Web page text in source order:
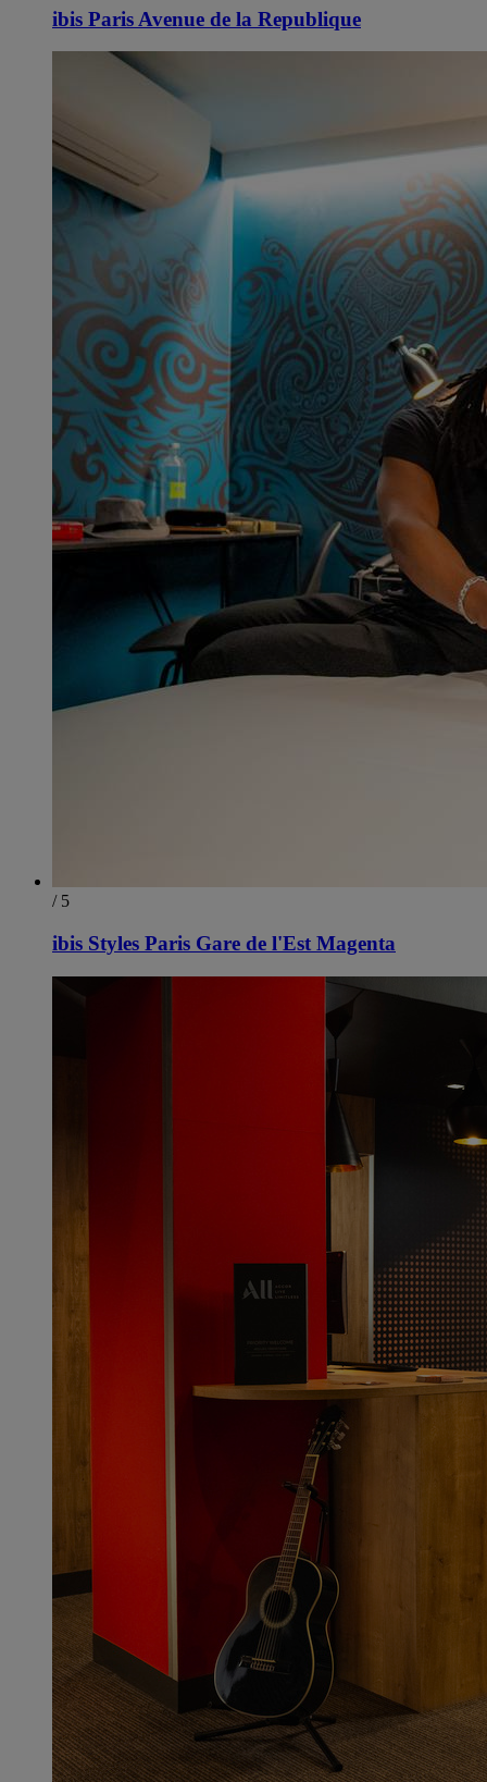
ibis Paris Avenue de la Republique
/ 5
ibis Styles Paris Gare de l'Est Magenta